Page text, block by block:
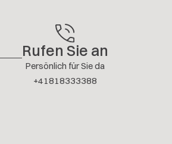
Rufen Sie an
Persönlich für Sie da
+41818333388